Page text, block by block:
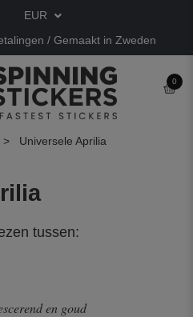
EUR
/ Gemaakt in Zweden
0
Universele Aprilia
tussen:
en goud